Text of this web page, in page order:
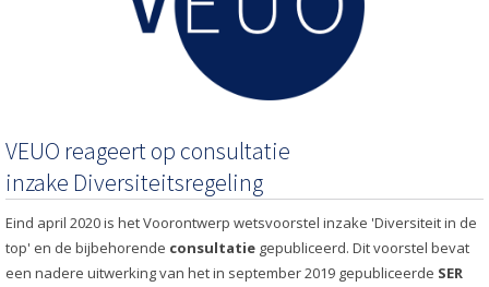
>
VEUO reageert op consultatie
inzake Diversiteitsregeling
Eind april 2020 is het Voorontwerp wetsvoorstel inzake 'Diversiteit in de
top' en de bijbehorende consultatie gepubliceerd. Dit voorstel bevat
een nadere uitwerking van het in september 2019 gepubliceerde SER